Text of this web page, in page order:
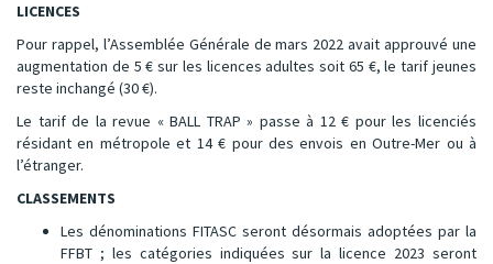
LICENCES
Pour rappel, l’Assemblée Générale de mars 2022 avait approuvé une
augmentation de 5 € sur les licences adultes soit 65 €, le tarif jeunes
reste inchangé (30 €).
Le tarif de la revue « BALL TRAP » passe à 12 € pour les licenciés
résidant en métropole et 14 € pour des envois en Outre-Mer ou à
l’étranger.
CLASSEMENTS
Les dénominations FITASC seront désormais adoptées par la
FFBT ; les catégories indiquées sur la licence 2023 seront